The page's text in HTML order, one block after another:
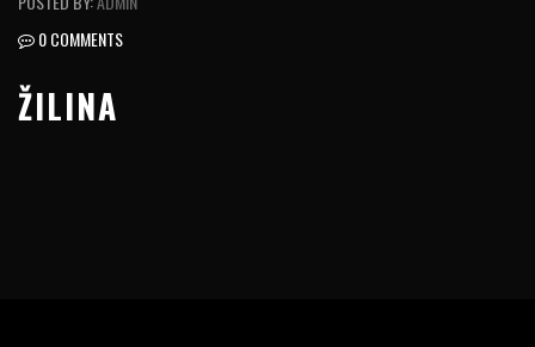
0 COMMENTS
ŽILINA